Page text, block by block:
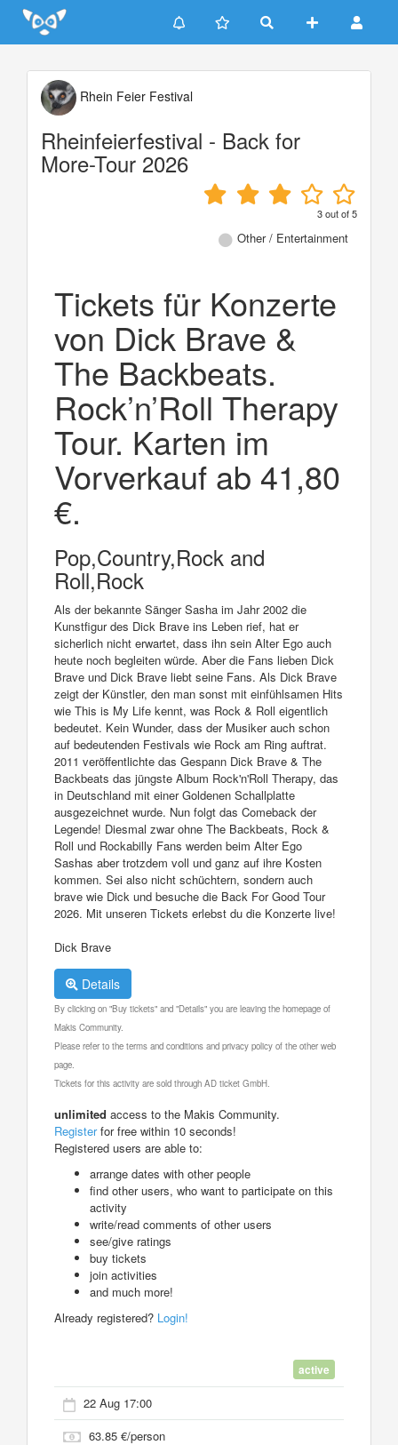
Update cookies preferences
Rhein Feier Festival
Rheinfeierfestival - Back for
More-Tour 2026
3out of5
Other / Entertainment
Tickets für Konzerte
von Dick Brave &
The Backbeats.
Rock’n’Roll Therapy
Tour. Karten im
Vorverkauf ab 41,80
€.
Pop,Country,Rock and
Roll,Rock
Als der bekannte Sänger Sasha im Jahr 2002 die
Kunstfigur des Dick Brave ins Leben rief, hat er
sicherlich nicht erwartet, dass ihn sein Alter Ego auch
heute noch begleiten würde. Aber die Fans lieben Dick
Brave und Dick Brave liebt seine Fans. Als Dick Brave
zeigt der Künstler, den man sonst mit einfühlsamen Hits
wie This is My Life kennt, was Rock & Roll eigentlich
bedeutet. Kein Wunder, dass der Musiker auch schon
auf bedeutenden Festivals wie Rock am Ring auftrat.
2011 veröffentlichte das Gespann Dick Brave & The
Backbeats das jüngste Album Rock'n'Roll Therapy, das
in Deutschland mit einer Goldenen Schallplatte
ausgezeichnet wurde. Nun folgt das Comeback der
Legende! Diesmal zwar ohne The Backbeats, Rock &
Roll und Rockabilly Fans werden beim Alter Ego
Sashas aber trotzdem voll und ganz auf ihre Kosten
kommen. Sei also nicht schüchtern, sondern auch
brave wie Dick und besuche die Back For Good Tour
2026. Mit unseren Tickets erlebst du die Konzerte live!
Dick Brave
Details
By clicking on "Buy tickets" and "Details" you are leaving the homepage of
Makis Community.
Please refer to the terms and conditions and privacy policy of the other web
page.
Tickets for this activity are sold through AD ticket GmbH.
unlimited access to the Makis Community.
Registerfor free within 10 seconds!
Registered users are able to:
arrange dates with other people
find other users, who want to participate on this
activity
write/read comments of other users
see/give ratings
buy tickets
join activities
and much more!
Already registered? Login!
active
22 Aug 17:00
63.85 €/person